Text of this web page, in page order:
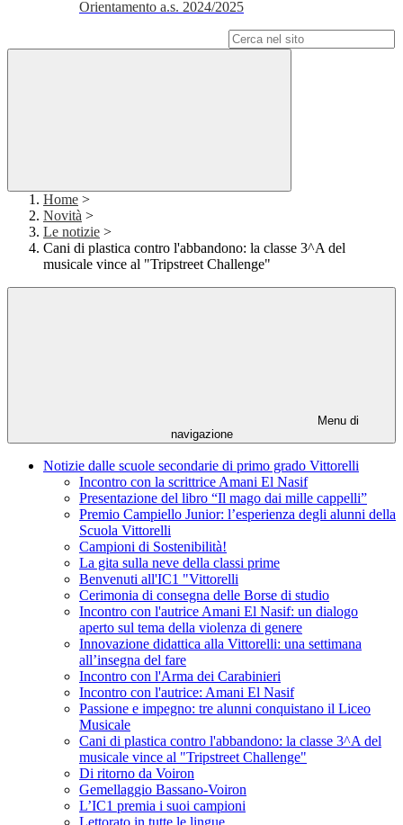
Orientamento a.s. 2024/2025
Home >
Novità >
Le notizie >
Cani di plastica contro l'abbandono: la classe 3^A del
musicale vince al "Tripstreet Challenge"
Menu di
navigazione
Notizie dalle scuole secondarie di primo grado Vittorelli
Incontro con la scrittrice Amani El Nasif
Presentazione del libro “Il mago dai mille cappelli”
Premio Campiello Junior: l’esperienza degli alunni della
Scuola Vittorelli
Campioni di Sostenibilità!
La gita sulla neve della classi prime
Benvenuti all'IC1 "Vittorelli
Cerimonia di consegna delle Borse di studio
Incontro con l'autrice Amani El Nasif: un dialogo
aperto sul tema della violenza di genere
Innovazione didattica alla Vittorelli: una settimana
all’insegna del fare
Incontro con l'Arma dei Carabinieri
Incontro con l'autrice: Amani El Nasif
Passione e impegno: tre alunni conquistano il Liceo
Musicale
Cani di plastica contro l'abbandono: la classe 3^A del
musicale vince al "Tripstreet Challenge"
Di ritorno da Voiron
Gemellaggio Bassano-Voiron
L’IC1 premia i suoi campioni